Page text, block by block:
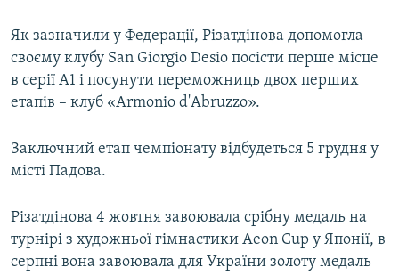
Як зазначили у Федерації, Різатдінова допомогла
своєму клубу San Giorgio Desio посісти перше місце
в серії А1 і посунути переможниць двох перших
етапів – клуб «Armonio d'Abruzzo».
Заключний етап чемпіонату відбудеться 5 грудня у
місті Падова.
Різатдінова 4 жовтня завоювала срібну медаль на
турнірі з художньої гімнастики Aeon Cup у Японії, в
серпні вона завоювала для України золоту медаль